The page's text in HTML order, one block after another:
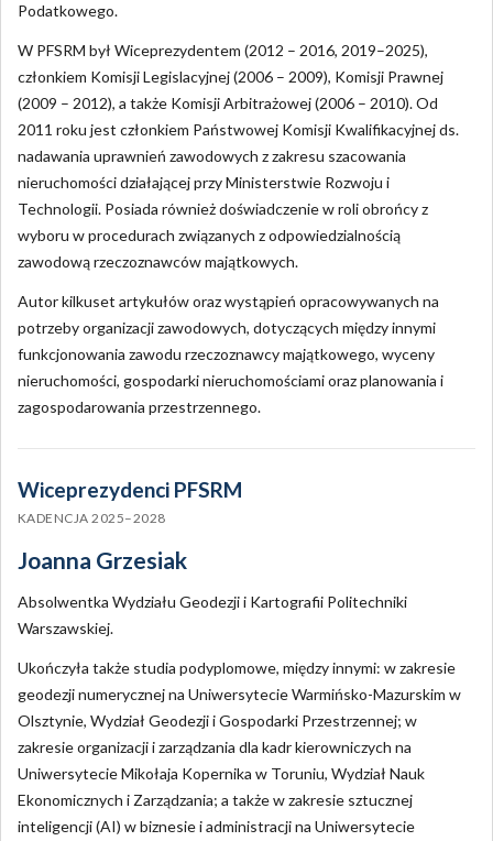
Podatkowego.
W PFSRM był Wiceprezydentem (2012 – 2016, 2019–2025),
członkiem Komisji Legislacyjnej (2006 – 2009), Komisji Prawnej
(2009 – 2012), a także Komisji Arbitrażowej (2006 – 2010). Od
2011 roku jest członkiem Państwowej Komisji Kwalifikacyjnej ds.
nadawania uprawnień zawodowych z zakresu szacowania
nieruchomości działającej przy Ministerstwie Rozwoju i
Technologii. Posiada również doświadczenie w roli obrońcy z
wyboru w procedurach związanych z odpowiedzialnością
zawodową rzeczoznawców majątkowych.
Autor kilkuset artykułów oraz wystąpień opracowywanych na
potrzeby organizacji zawodowych, dotyczących między innymi
funkcjonowania zawodu rzeczoznawcy majątkowego, wyceny
nieruchomości, gospodarki nieruchomościami oraz planowania i
zagospodarowania przestrzennego.
Wiceprezydenci PFSRM
KADENCJA 2025–2028
Joanna Grzesiak
Absolwentka Wydziału Geodezji i Kartografii Politechniki
Warszawskiej.
Ukończyła także studia podyplomowe, między innymi: w zakresie
geodezji numerycznej na Uniwersytecie Warmińsko-Mazurskim w
Olsztynie, Wydział Geodezji i Gospodarki Przestrzennej; w
zakresie organizacji i zarządzania dla kadr kierowniczych na
Uniwersytecie Mikołaja Kopernika w Toruniu, Wydział Nauk
Ekonomicznych i Zarządzania; a także w zakresie sztucznej
inteligencji (AI) w biznesie i administracji na Uniwersytecie